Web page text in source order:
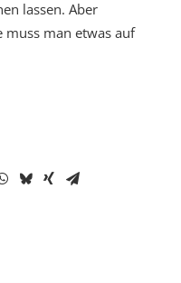
lassen. Aber
muss man etwas auf